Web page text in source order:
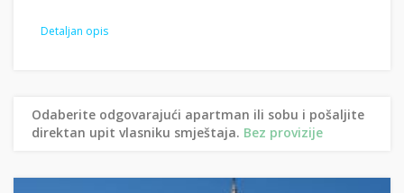
Detaljan opis
Odaberite odgovarajući apartman ili sobu i pošaljite
direktan upit vlasniku smještaja. Bez provizije